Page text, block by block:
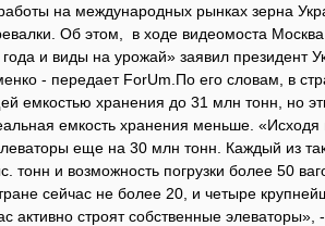
на международных рынках зерна
Об этом, в ходе видеомоста
и виды на урожай» заявил президент
- передает ForUm.По его словам, в
емкостью хранения до 31 млн тонн, но
емкость хранения меньше. «Исходя
еще на 30 млн тонн. Каждый из
тонн и возможность погрузки более 50
сейчас не более 20, и четыре
активно строят собственные